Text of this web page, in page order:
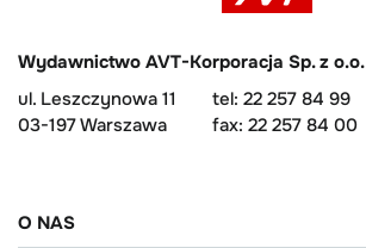
Wydawnictwo AVT-Korporacja Sp. z o.o.
ul. Leszczynowa 11
03-197 Warszawa
tel: 22 257 84 99
fax: 22 257 84 00
O NAS